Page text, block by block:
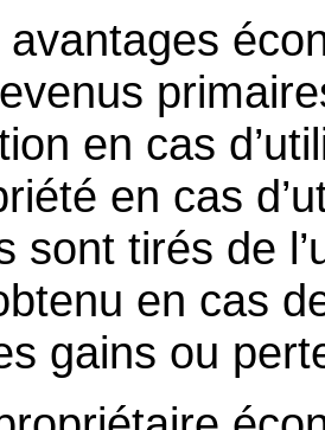
en cas
en cas
sont tirés de
en cas
gains ou